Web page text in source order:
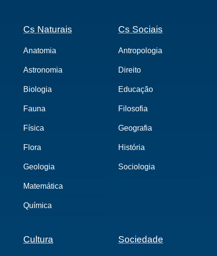
Cs Naturais
Anatomia
Astronomia
Biologia
Fauna
Física
Flora
Geologia
Matemática
Química
Cs Sociais
Antropologia
Direito
Educação
Filosofia
Geografia
História
Sociologia
Cultura Sociedade